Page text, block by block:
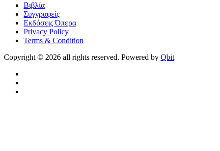
Βιβλία
Συγγραφείς
Εκδόσεις Όπερα
Privacy Policy
Terms & Condition
Copyright © 2026 all rights reserved. Powered by Qbit